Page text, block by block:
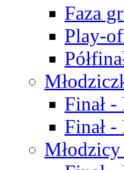
Faza
Play-
Finał
Finał -